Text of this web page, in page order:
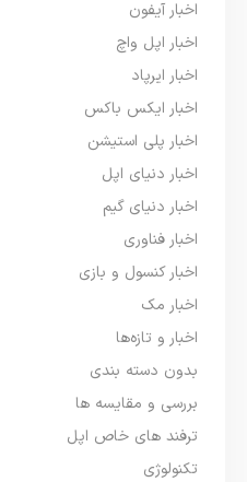
اخبار آیفون
اخبار اپل واچ
اخبار ایرپاد
اخبار ایکس باکس
اخبار پلی استیشن
اخبار دنیای اپل
اخبار دنیای گیم
اخبار فناوری
اخبار کنسول و بازی
اخبار مک
اخبار و تازه‌ها
بدون دسته بندی
بررسی و مقایسه ها
ترفند های خاص اپل
تکنولوژی